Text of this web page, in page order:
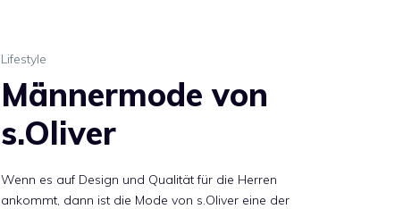
Lifestyle
Männermode von
s.Oliver
Wenn es auf Design und Qualität für die Herren
ankommt, dann ist die Mode von s.Oliver eine der